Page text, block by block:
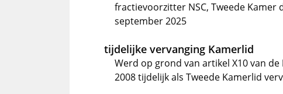
fractievoorzitter NSC, Tweede Kamer
september 2025
tijdelijke vervanging Kamerlid
Werd op grond van artikel X10 van
2008 tijdelijk als Tweede Kamerlid